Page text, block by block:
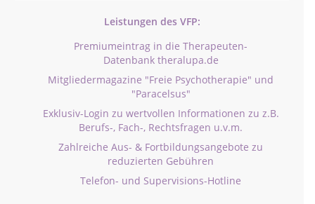
Leistungen des VFP:
Premiumeintrag in die Therapeuten-
Datenbank theralupa.de
Mitgliedermagazine "Freie Psychotherapie" und
"Paracelsus"
Exklusiv-Login zu wertvollen Informationen zu z.B.
Berufs-, Fach-, Rechtsfragen u.v.m.
Zahlreiche Aus- & Fortbildungsangebote zu
reduzierten Gebühren
Telefon- und Supervisions-Hotline